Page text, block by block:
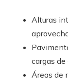
Alturas
cargas de
Áreas de